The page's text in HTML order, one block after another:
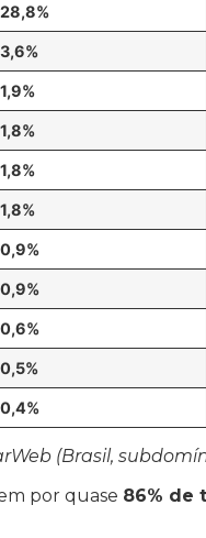
28,8%
3,6%
1,9%
1,8%
1,8%
1,8%
0,9%
0,9%
0,6%
0,5%
0,4%
(Brasil,
por quase 86% de